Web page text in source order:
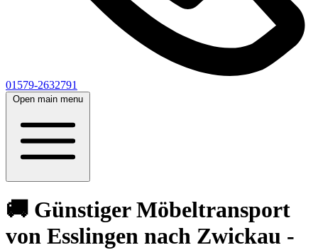
01579-2632791
Open main menu
🚚 Günstiger Möbeltransport
von Esslingen nach Zwickau -